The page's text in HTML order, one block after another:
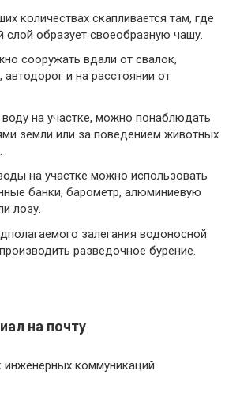
количествах скапливается там, где
слой образует своеобразную чашу.
сооружать вдали от свалок,
автодорог и на расстоянии от
на участке, можно понаблюдать
земли или за поведением животных
на участке можно использовать
банки, барометр, алюминиевую
лозу.
залегания водоносной
разведочное бурение.
на почту
коммуникаций